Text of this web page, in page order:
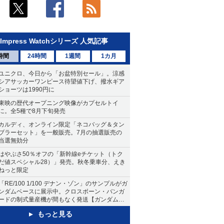
Impress Watchシリーズ 人気記事
間 24時間 1週間 1カ月
ニクロ、今日から「お盆特別セール」。涼感
アサッカーワンピース待望値下げ、撥水ギア
ョーツは1990円に
映の歴代オープニング映像がカプセルトイ
。全5種で8月下旬発売
ルディ、オンライン限定「ネコバッグ＆タン
ラーセット」を一般販売。7月の抽選販売の
選無効分
やぶさ50％オフの「新幹線eチケット（トク
値スペシャル28）」発売。秋冬乗車分、えき
っと限定
RE/100 1/100 デナン・ゾン」のサンプルがガ
ダムベースに展示中。クロスボーン・バンガ
ドの制式量産機が間もなく発送【ガンダムベ
ス撮り下ろし】
もっと見る